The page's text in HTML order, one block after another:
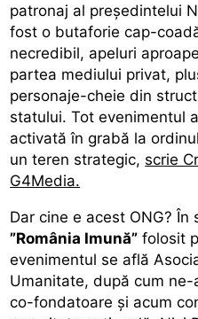
patronaj al președintelui
fost o butaforie cap-
necredibil, apeluri
partea mediului privat,
personaje-cheie din
statului. Tot evenimentul
activată în grabă la
un teren strategic, scrie
G4Media.
Dar cine e acest ONG?
”România Imună” folosit
evenimentul se află
Umanitate, după cum
co-fondatoare și acum